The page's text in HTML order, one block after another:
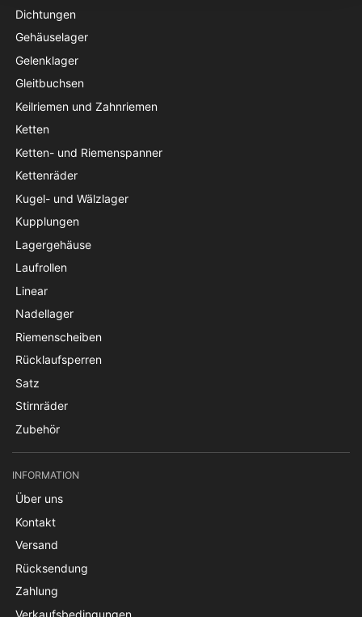
Dichtungen
Gehäuselager
Gelenklager
Gleitbuchsen
Keilriemen und Zahnriemen
Ketten
Ketten- und Riemenspanner
Kettenräder
Kugel- und Wälzlager
Kupplungen
Lagergehäuse
Laufrollen
Linear
Nadellager
Riemenscheiben
Rücklaufsperren
Satz
Stirnräder
Zubehör
INFORMATION
Über uns
Kontakt
Versand
Rücksendung
Zahlung
Verkaufsbedingungen